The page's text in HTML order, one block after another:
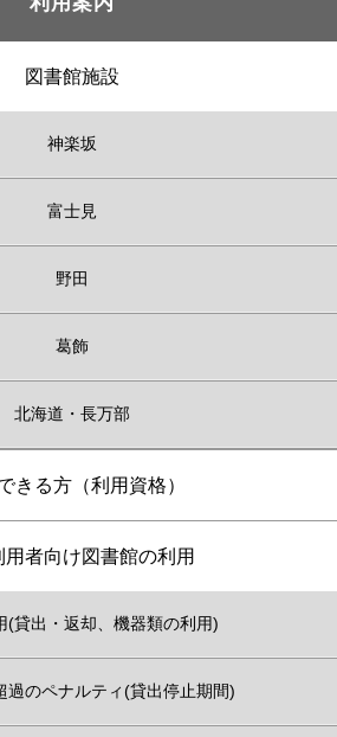
図書館施設
神楽坂
富士見
野田
葛飾
北海道・長万部
きる方（利用資格）
用者向け図書館の利用
(貸出・返却、機器類の利用)
過のペナルティ(貸出停止期間)